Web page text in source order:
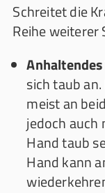
Schreitet die
Reihe
sich taub
meist an
jedoch auch
Hand taub
Hand kann